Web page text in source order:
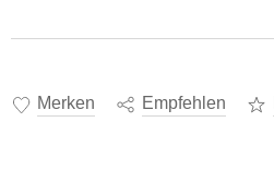
Merken Empfehlen